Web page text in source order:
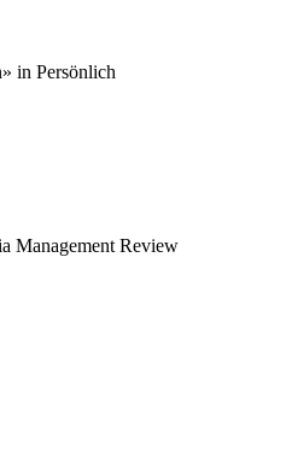
in Persönlich
Management Review